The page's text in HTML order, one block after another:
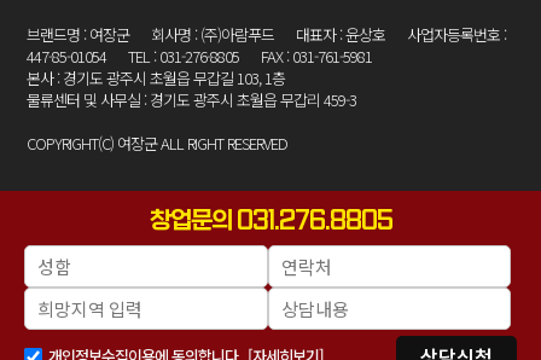
브랜드명 : 여장군 회사명 : (주)아람푸드 대표자 : 윤상호
사업자등록번호 :
447-85-01054
TEL : 031-276-8805
FAX : 031-761-5981
본사 : 경기도 광주시 초월읍 무갑길 103, 1층
물류센터 및 사무실 : 경기도 광주시 초월읍 무갑리 459-3
COPYRIGHT(C) 여장군 ALL RIGHT RESERVED
창업문의 031.276.8805